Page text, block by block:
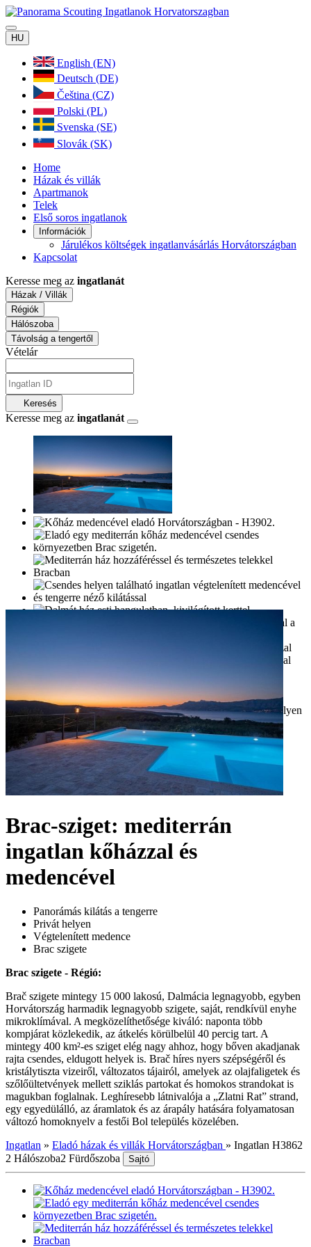
HU
English (EN)
Deutsch (DE)
Čeština (CZ)
Polski (PL)
Svenska (SE)
Slovák (SK)
Home
Házak és villák
Apartmanok
Telek
Első soros ingatlanok
Információk
Járulékos költségek ingatlanvásárlás Horvátországban
Kapcsolat
Keresse meg az ingatlanát
Házak / Villák
Régiók
Hálószoba
Távolság a tengertől
Vételár
Keresés
Keresse meg az ingatlanát
Brac-sziget: mediterrán
ingatlan kőházzal és
medencével
Panorámás kilátás a tengerre
Privát helyen
Végtelenített medence
Brac szigete
Brac szigete - Régió:
Brač szigete mintegy 15 000 lakosú, Dalmácia legnagyobb, egyben
Horvátország harmadik legnagyobb szigete, saját, rendkívül enyhe
mikroklímával. A megközelíthetősége kiváló: naponta több
kompjárat közlekedik, az átkelés körülbelül 40 percig tart. A
mintegy 400 km²-es sziget elég nagy ahhoz, hogy bőven akadjanak
rajta csendes, eldugott helyek is. Brač híres nyers szépségéről és
kristálytiszta vizeiről, változatos tájairól, amelyek az olajfaligetek és
szőlőültetvények mellett sziklás partokat és homokos strandokat is
magukban foglalnak. Leghíresebb látnivalója a „Zlatni Rat” strand,
egy egyedülálló, az áramlatok és az árapály hatására folyamatosan
változó homoknyelv a festői Bol település közelében.
Ingatlan » Eladó házak és villák Horvátországban » Ingatlan H3862
2 Hálószoba2 Fürdőszoba Sajtó